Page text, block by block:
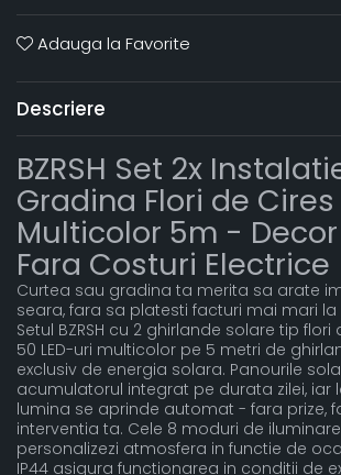
Adauga la Favorite
Descriere
BZRSH Set 2x
Gradina Flori de Cires
Multicolor 5m - Decor
Fara Costuri Electrice
Curtea sau gradina ta merita sa arate
seara, fara sa platesti facturi mai mari
Setul BZRSH cu 2 ghirlande solare tip
50 LED-uri multicolor pe 5 metri de
exclusiv de energia solara. Panourile
acumulatorul integrat pe durata zilei, iar
lumina se aprinde automat - fara prize,
interventia ta. Cele 8 moduri de
personalizezi atmosfera in functie de
IP44 asigura functionarea in conditii de